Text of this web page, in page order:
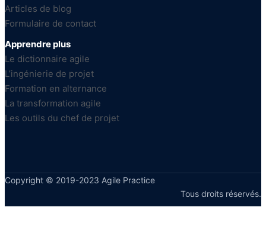
Articles de blog
Formulaire de contact
Apprendre plus
Le dictionnaire agile
L’ingénierie de projet
Formation en alternance
La transformation agile
Les outils du chef de projet
Copyright © 2019-2023 Agile Practice
Tous droits réservés.